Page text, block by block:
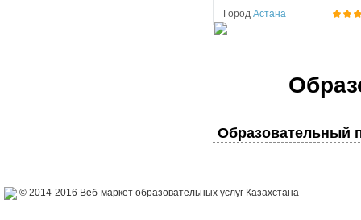
Город Астана
Образовательный
© 2014-2016 Веб-маркет образовательных услуг Казахстана